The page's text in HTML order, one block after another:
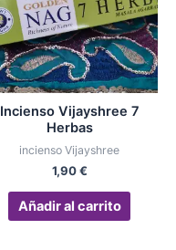
Incienso Vijayshree 7
Herbas
incienso Vijayshree
1,90€
Añadir al carrito